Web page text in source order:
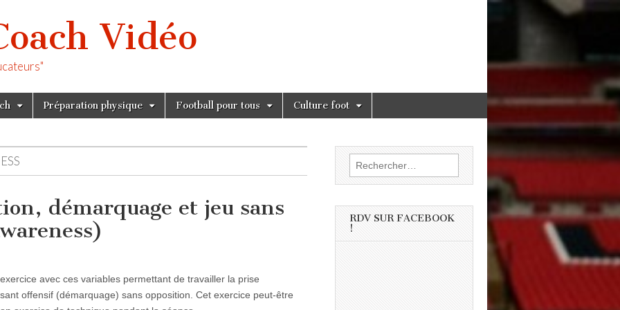
Vidéo
Préparation physique Football pour tous Culture foot
démarquage et jeu sans
avec ces variables permettant de travailler la prise
offensif (démarquage) sans opposition. Cet exercice peut-être
Rechercher :
RDV SUR FACEBOOK
!